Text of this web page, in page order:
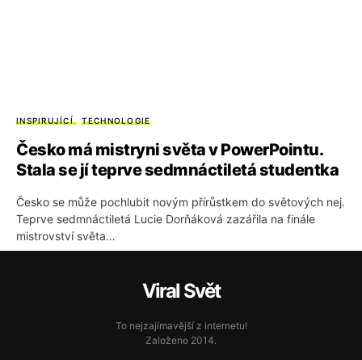
INSPIRUJÍCÍ TECHNOLOGIE
Česko má mistryni světa v PowerPointu.
Stala se jí teprve sedmnáctiletá studentka
Česko se může pochlubit novým přírůstkem do světových nej.
Teprve sedmnáctiletá Lucie Dorňáková zazářila na finále
mistrovství světa…
Viral Svět
To nejzajímavější z internetu!
Založeno 2014.